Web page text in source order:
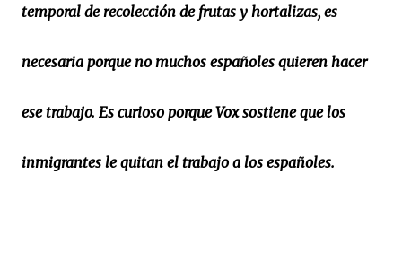
temporal de recolección de frutas y hortalizas, es
necesaria porque no muchos españoles quieren hacer
ese trabajo. Es curioso porque Vox sostiene que los
inmigrantes le quitan el trabajo a los españoles.